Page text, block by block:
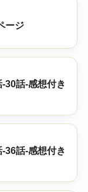
ージ
30話-感想付き
36話-感想付き